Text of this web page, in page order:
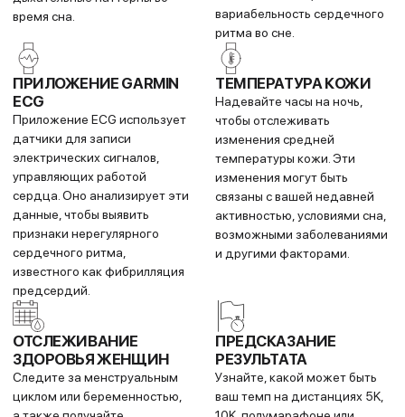
диапазоном для повышения
Отслеживайте соотношение
среднесрочной нагрузки,
чтобы прогрессировать
безопасно и избежать
перетренированности.
СОСТОЯНИЕ ФОРМЫ
Анализируйте темп и пульс
во время бега для оценки
текущей
реальном времени.
Отслеживайте свой уровень
fitness и его динамику для
постановки целей и оценки
УРОВЕНЬ СТРЕССА
Определяйте уровень
сбалансированный или
напряженный день.
ЭФФЕКТ ТРЕНИРОВКИ
Оценивайте влияние
выносливость, скорость и
силу.
СВОДКА ЗДОРОВЬЯ
Зафиксируйте ключевые
показатели здоровья за 2
минуты и создайте отчёт для
врача.
ДАТЧИК КИСЛОРОДА
Отслеживайте уровень
кислорода в крови днём и во
КРОСС-ТРЕНИНГ
Загружайте бесплатные